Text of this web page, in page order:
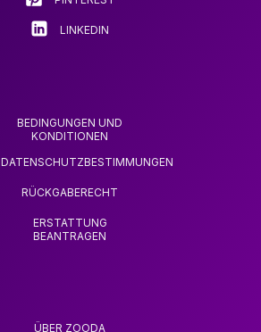
LINKEDIN
BEDINGUNGEN UND
KONDITIONEN
DATENSCHUTZBESTIMMUNGEN
RÜCKGABERECHT
ERSTATTUNG
BEANTRAGEN
ÜBER ZOODA